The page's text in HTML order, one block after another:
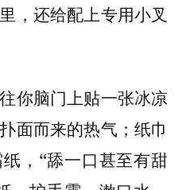
， 还给配上专用小叉
你脑门上贴一张冰凉
面而来的热气；纸巾
，“舔一口甚至有甜